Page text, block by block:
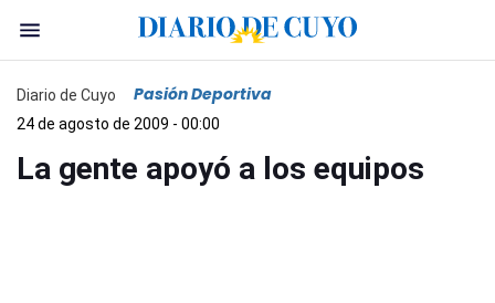
Diario de Cuyo Pasión Deportiva
24 de agosto de 2009 - 00:00
La gente apoyó a los equipos